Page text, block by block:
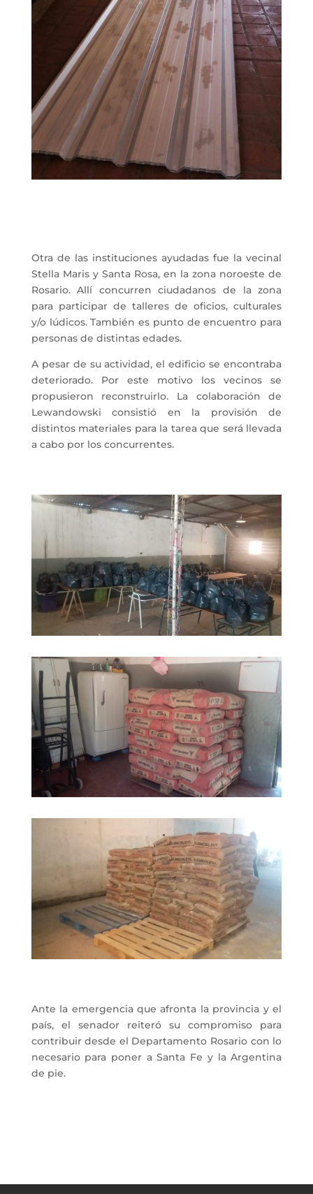
Otra de las instituciones ayudadas fue la vecinal
Stella Maris y Santa Rosa, en la zona noroeste de
Rosario. Allí concurren ciudadanos de la zona
para participar de talleres de oficios, culturales
y/o lúdicos. También es punto de encuentro para
personas de distintas edades.
A pesar de su actividad, el edificio se encontraba
deteriorado. Por este motivo los vecinos se
propusieron reconstruirlo. La colaboración de
Lewandowski consistió en la provisión de
distintos materiales para la tarea que será llevada
a cabo por los concurrentes.
Ante la emergencia que afronta la provincia y el
país, el senador reiteró su compromiso para
contribuir desde el Departamento Rosario con lo
necesario para poner a Santa Fe y la Argentina
de pie.